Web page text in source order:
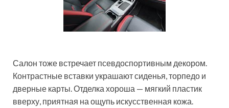
Салон тоже встречает псевдоспортивным декором.
Контрастные вставки украшают сиденья, торпедо и
дверные карты. Отделка хороша — мягкий пластик
вверху, приятная на ощупь искусственная кожа.